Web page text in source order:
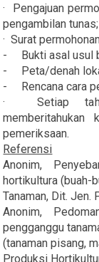
· Pengajuan
pengambilan tunas;
· Surat
- Bukti asal usul
- Peta/denah
- Rencana cara
· Setiap
memberitahukan
pemeriksaan.
Referensi
Anonim,
hortikultura (buah-
Tanaman, Dit. Jen.
Anonim,
pengganggu
(tanaman pisang,
Produksi